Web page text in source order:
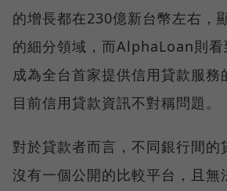
的增長都在230億新台幣左右，
的細分領域，而AlphaLoan則看
成為全台首家提供信用貸款服務
目前信用貸款資訊不對稱問題。
對於貸款者而言，不同銀行間的
沒有一個公開的比較平台，且無